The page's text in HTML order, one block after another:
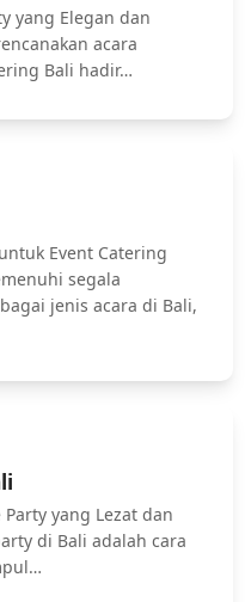
yang Elegan dan
acara
Bali hadir…
Event Catering
segala
jenis acara di Bali,
yang Lezat dan
di Bali adalah cara